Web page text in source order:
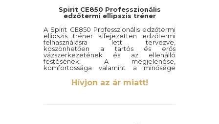
Spirit CE850 Professzionális
edzőtermi ellipszis tréner
A Spirit CE850 Professzionális edzőtermi
ellipszis tréner kifejezetten edzőtermi
felhasználásra lett tervezve,
köszönhetően a tartós és erős
vázszerkezetének és az ellenálló
festésének. A megjelenése,
komfortossága valamint a minősége
mind a magas minőséget szimbolizálják.
Az állítható lépéshosszal rendelkező
Hívjon az ár miatt!